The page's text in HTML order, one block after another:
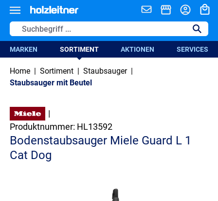
springen
MARKEN SORTIMENT AKTIONEN SERVICES
Home | Sortiment | Staubsauger |
Staubsauger mit Beutel
|
Produktnummer: HL13592
Bodenstaubsauger Miele Guard L 1
Cat Dog